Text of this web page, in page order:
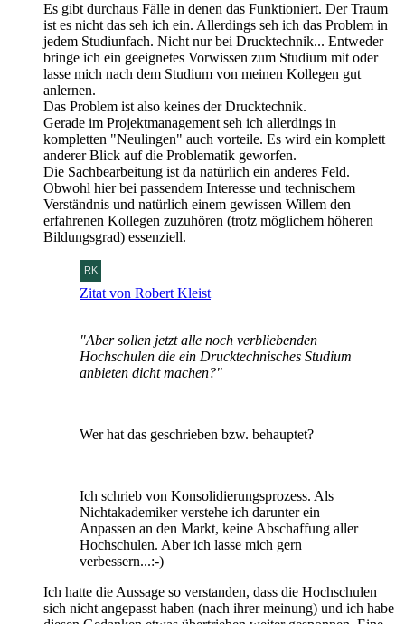
Es gibt durchaus Fälle in denen das Funktioniert. Der Traum
ist es nicht das seh ich ein. Allerdings seh ich das Problem in
jedem Studiunfach. Nicht nur bei Drucktechnik... Entweder
bringe ich ein geeignetes Vorwissen zum Studium mit oder
lasse mich nach dem Studium von meinen Kollegen gut
anlernen.
Das Problem ist also keines der Drucktechnik.
Gerade im Projektmanagement seh ich allerdings in
kompletten "Neulingen" auch vorteile. Es wird ein komplett
anderer Blick auf die Problematik geworfen.
Die Sachbearbeitung ist da natürlich ein anderes Feld.
Obwohl hier bei passendem Interesse und technischem
Verständnis und natürlich einem gewissen Willem den
erfahrenen Kollegen zuzuhören (trotz möglichem höheren
Bildungsgrad) essenziell.
Zitat von Robert Kleist
"Aber sollen jetzt alle noch verbliebenden
Hochschulen die ein Drucktechnisches Studium
anbieten dicht machen?"
Wer hat das geschrieben bzw. behauptet?
Ich schrieb von Konsolidierungsprozess. Als
Nichtakademiker verstehe ich darunter ein
Anpassen an den Markt, keine Abschaffung aller
Hochschulen. Aber ich lasse mich gern
verbessern...:-)
Ich hatte die Aussage so verstanden, dass die Hochschulen
sich nicht angepasst haben (nach ihrer meinung) und ich habe